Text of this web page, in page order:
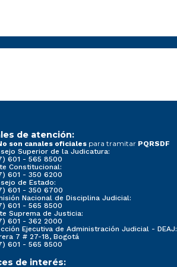
de atención:
son canales oficiales para tramitar PQRSDF
Superior de la Judicatura:
601 - 565 8500
Constitucional:
601 - 350 6200
de Estado:
601 - 350 6700
Nacional de Disciplina Judicial:
601 - 565 8500
Suprema de Justicia:
601 - 362 2000
Ejecutiva de Administración Judicial - DEAJ:
7 # 27-18, Bogotá
601 - 565 8500
de interés: